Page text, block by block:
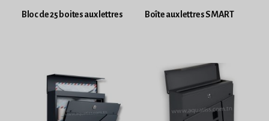
Bloc de 25 boites aux lettres Boîte aux lettres SMART